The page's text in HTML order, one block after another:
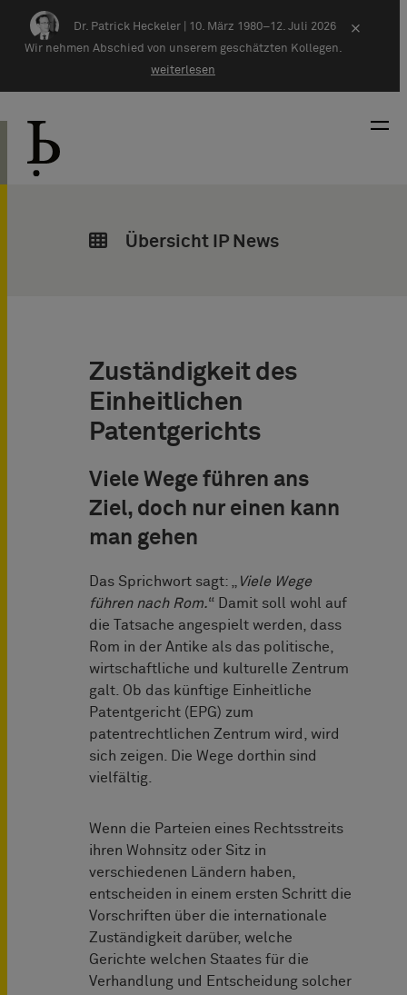
Zum Inhalt springen
Dr. Patrick Heckeler | 10. März 1980–12. Juli 2026
Wir nehmen Abschied von unserem geschätzten Kollegen.
weiterlesen
×
Übersicht IP News
Zuständigkeit des
Einheitlichen
Patentgerichts
Viele Wege führen ans
Ziel, doch nur einen kann
man gehen
Das Sprichwort sagt: „
Viele Wege
führen nach Rom.“ Damit soll wohl auf
die Tatsache angespielt werden, dass
Rom in der Antike als das politische,
wirtschaftliche und kulturelle Zentrum
galt. Ob das künftige Einheitliche
Patentgericht (EPG) zum
patentrechtlichen Zentrum wird, wird
sich zeigen. Die Wege dorthin sind
vielfältig.
Wenn die Parteien eines Rechtsstreits
ihren Wohnsitz oder Sitz in
verschiedenen Ländern haben,
entscheiden in einem ersten Schritt die
Vorschriften über die internationale
Zuständigkeit darüber, welche
Gerichte welchen Staates für die
Verhandlung und Entscheidung solcher